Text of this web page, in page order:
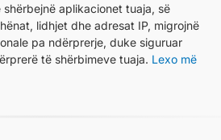
aplikacionet tuaja, së
lidhjet dhe adresat IP, migrojnë
pa ndërprerje, duke siguruar
të shërbimeve tuaja. Lexo më